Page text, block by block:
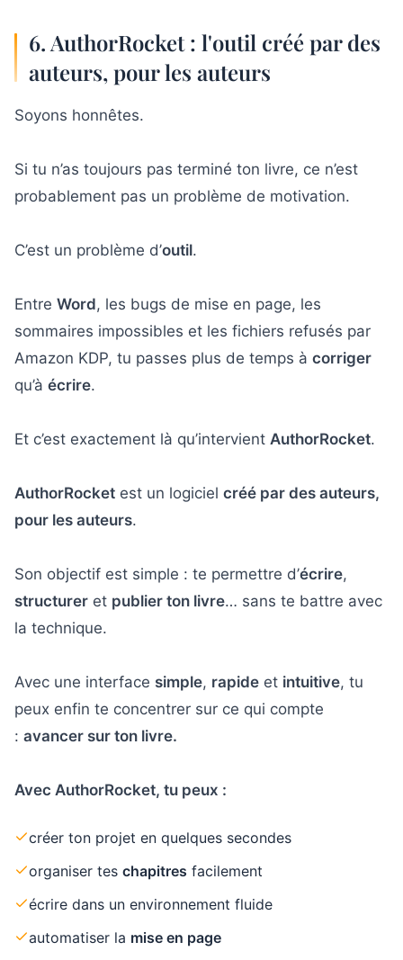
6. AuthorRocket : l'outil créé par des
auteurs, pour les auteurs
Soyons honnêtes.
Si tu n’as toujours pas terminé ton livre, ce n’est
probablement pas un problème de motivation.
C’est un problème d’outil.
Entre Word, les bugs de mise en page, les
sommaires impossibles et les fichiers refusés par
Amazon KDP, tu passes plus de temps à corriger
qu’à écrire.
Et c’est exactement là qu’intervient AuthorRocket.
AuthorRocket est un logiciel créé par des auteurs,
pour les auteurs.
Son objectif est simple : te permettre d’écrire,
structurer et publier ton livre… sans te battre avec
la technique.
Avec une interface simple, rapide et intuitive, tu
peux enfin te concentrer sur ce qui compte
: avancer sur ton livre.
Avec AuthorRocket, tu peux :
créer ton projet en quelques secondes
organiser tes chapitres facilement
écrire dans un environnement fluide
automatiser la mise en page